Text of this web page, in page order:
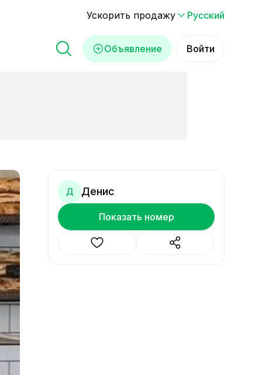
Ускорить продажу Русский
Объявление Войти
Д Денис
Показать номер